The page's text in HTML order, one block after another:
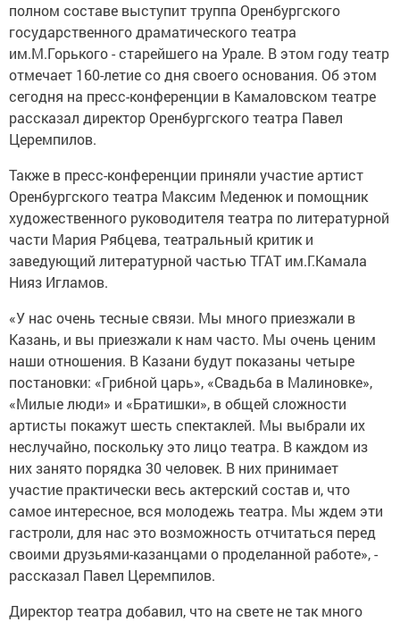
полном составе выступит труппа Оренбургского
государственного драматического театра
им.М.Горького - старейшего на Урале. В этом году театр
отмечает 160-летие со дня своего основания. Об этом
сегодня на пресс-конференции в Камаловском театре
рассказал директор Оренбургского театра Павел
Церемпилов.
Также в пресс-конференции приняли участие артист
Оренбургского театра Максим Меденюк и помощник
художественного руководителя театра по литературной
части Мария Рябцева, театральный критик и
заведующий литературной частью ТГАТ им.Г.Камала
Нияз Игламов.
«У нас очень тесные связи. Мы много приезжали в
Казань, и вы приезжали к нам часто. Мы очень ценим
наши отношения. В Казани будут показаны четыре
постановки: «Грибной царь», «Свадьба в Малиновке»,
«Милые люди» и «Братишки», в общей сложности
артисты покажут шесть спектаклей. Мы выбрали их
неслучайно, поскольку это лицо театра. В каждом из
них занято порядка 30 человек. В них принимает
участие практически весь актерский состав и, что
самое интересное, вся молодежь театра. Мы ждем эти
гастроли, для нас это возможность отчитаться перед
своими друзьями-казанцами о проделанной работе», -
рассказал Павел Церемпилов.
Директор театра добавил, что на свете не так много